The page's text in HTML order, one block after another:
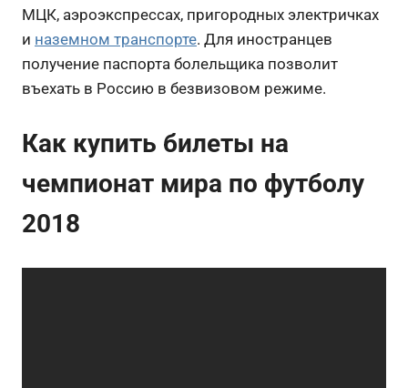
МЦК, аэроэкспрессах, пригородных электричках
и наземном транспорте. Для иностранцев
получение паспорта болельщика позволит
въехать в Россию в безвизовом режиме.
Как купить билеты на
чемпионат мира по футболу
2018